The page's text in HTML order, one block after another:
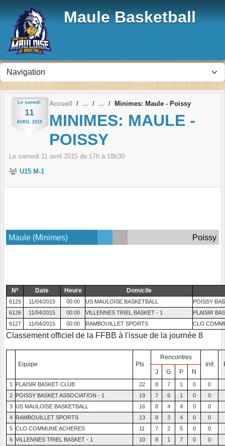
Maule Basketball
Le samedi
11
AVRIL 2015
Accueil Minimes: Maule - Poissy
MINIMES: MAULE -
POISSY
Le samedi 11 avril 2015 de 17h à 18h30
U15 M-1
Maule (Minimes) Poissy
Nº Date Heure Domicile
6125 11/04/2015 00:00 US MAULOISE BASKETBALL
POISSY
6126
11/04/2015 00:00 VILLENNES TRIEL BASKET - 1
PLAISIR
6127
11/04/2015 00:00 RAMBOUILLET SPORTS CLO
Classement officiel de la FFBB à l'issue de la journée 8
Equipe Pts
Rencontres
Init
J
G P N
1 PLAISIR BASKET CLUB 22 8 7 1 0
0
2
POISSY BASKET ASSOCIATION - 1 19 7 6 1 0
0
3 US MAULOISE BASKETBALL 16 8 4 4 0
0
4
RAMBOUILLET SPORTS 13 8 3 4 0
0
5 CLO COMMUNE ACHERES 11 7 2 5 0
0
6 VILLENNES TRIEL BASKET - 1 10 8 1 7 0 0
Panneau de gestion des cookies